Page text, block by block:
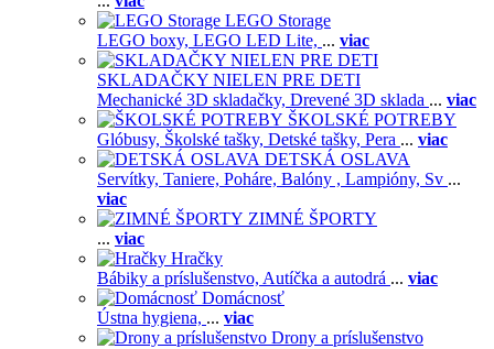
LEGO Storage
LEGO boxy, LEGO LED Lite, ... viac
SKLADAČKY NIELEN PRE DETI
Mechanické 3D skladačky, Drevené 3D sklada ... viac
ŠKOLSKÉ POTREBY
Glóbusy, Školské tašky, Detské tašky, Pera ... viac
DETSKÁ OSLAVA
Servítky, Taniere, Poháre, Balóny , Lampióny, Sv ...
viac
ZIMNÉ ŠPORTY
... viac
Hračky
Bábiky a príslušenstvo, Autíčka a autodrá ... viac
Domácnosť
Ústna hygiena, ... viac
Drony a príslušenstvo